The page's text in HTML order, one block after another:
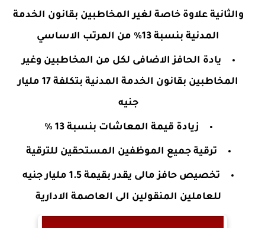
والثانية علاوة خاصة لغير المخاطبين بقانون الخدمة
المدنية بنسبة 13% من المرتب الاساسي
يادة الحافز الاضافى لكل من المخاطبين وغير
المخاطبين بقانون الخدمة المدنية بتكلفة 17 مليار
جنيه
زيادة قيمة المعاشات بنسبة 13 %
ترقية جميع الموظفين المستحقين للترقية
تخصيص حافز مالى يقدر بقيمة 1.5 مليار جنيه
للعاملين المنقولين الى العاصمة الادارية